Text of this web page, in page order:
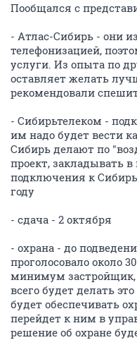
Пообщался с
- Атлас-Сибирь - они
телефонизацией,
услуги. Из опыта по
оставляет желать
рекомендовали
- Сибирьтелеком -
им надо будет вести
Сибирь делают по
проект, закладывать в
подключения к
году
- сдача - 2 октября
- охрана - до
проголосовало около
минимум застройщик,
всего будет делать
будет обеспечивать
перейдет к ним в
решение об охране